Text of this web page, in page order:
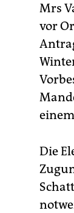
Mrs
vor
Die